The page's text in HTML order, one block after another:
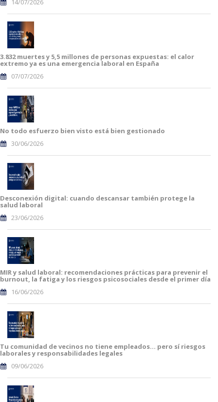
14/07/2026
3.832 muertes y 5,5 millones de personas expuestas: el calor
extremo ya es una emergencia laboral en España
07/07/2026
No todo esfuerzo bien visto está bien gestionado
30/06/2026
Desconexión digital: cuando descansar también protege la
salud laboral
23/06/2026
MIR y salud laboral: recomendaciones prácticas para prevenir el
burnout, la fatiga y los riesgos psicosociales desde el primer día
16/06/2026
Tu comunidad de vecinos no tiene empleados… pero sí riesgos
laborales y responsabilidades legales
09/06/2026